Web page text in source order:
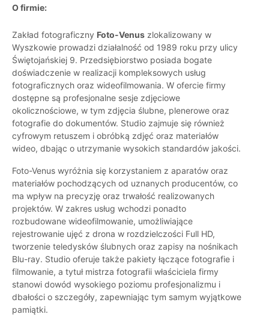
O firmie:
Zakład fotograficzny Foto-Venus zlokalizowany w
Wyszkowie prowadzi działalność od 1989 roku przy ulicy
Świętojańskiej 9. Przedsiębiorstwo posiada bogate
doświadczenie w realizacji kompleksowych usług
fotograficznych oraz wideofilmowania. W ofercie firmy
dostępne są profesjonalne sesje zdjęciowe
okolicznościowe, w tym zdjęcia ślubne, plenerowe oraz
fotografie do dokumentów. Studio zajmuje się również
cyfrowym retuszem i obróbką zdjęć oraz materiałów
wideo, dbając o utrzymanie wysokich standardów jakości.
Foto-Venus wyróżnia się korzystaniem z aparatów oraz
materiałów pochodzących od uznanych producentów, co
ma wpływ na precyzję oraz trwałość realizowanych
projektów. W zakres usług wchodzi ponadto
rozbudowane wideofilmowanie, umożliwiające
rejestrowanie ujęć z drona w rozdzielczości Full HD,
tworzenie teledysków ślubnych oraz zapisy na nośnikach
Blu-ray. Studio oferuje także pakiety łączące fotografie i
filmowanie, a tytuł mistrza fotografii właściciela firmy
stanowi dowód wysokiego poziomu profesjonalizmu i
dbałości o szczegóły, zapewniając tym samym wyjątkowe
pamiątki.